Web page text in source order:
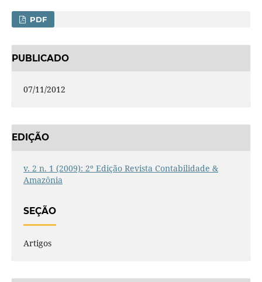
PDF
PUBLICADO
07/11/2012
EDIÇÃO
v. 2 n. 1 (2009): 2º Edição Revista Contabilidade &
Amazônia
SEÇÃO
Artigos